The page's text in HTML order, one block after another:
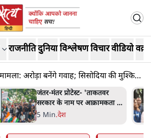
राजनीतिदुनियाविश्लेषणविचारवीडियो
अरोड़ा बनेंगे गवाह; सिसोदिया की मुश्किलें
जंतर मंतर प्रोटेस्ट: 'युवाओं को
प्रताड़ित किया जा रहा है, पर मोदी-
शाह में बोलने की हिम्मत नहीं'-
7 Min.देश